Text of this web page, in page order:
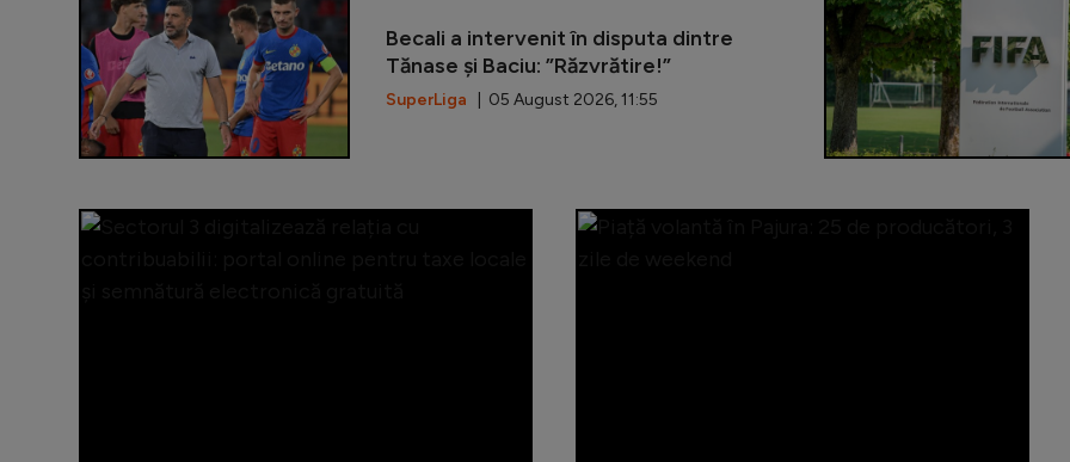
Becali a intervenit în disputa dintre
Tănase și Baciu: ”Răzvrătire!”
SuperLiga | 05 August 2026, 11:55